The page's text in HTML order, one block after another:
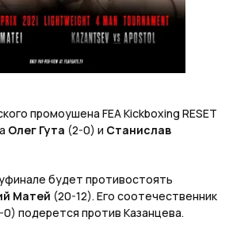
промоушена FEA Kickboxing RESET
Олег Гута (2-0) и Станислав
будет противостоять
Матей (20-12). Его соотечественник
0) подерется против Казанцева.